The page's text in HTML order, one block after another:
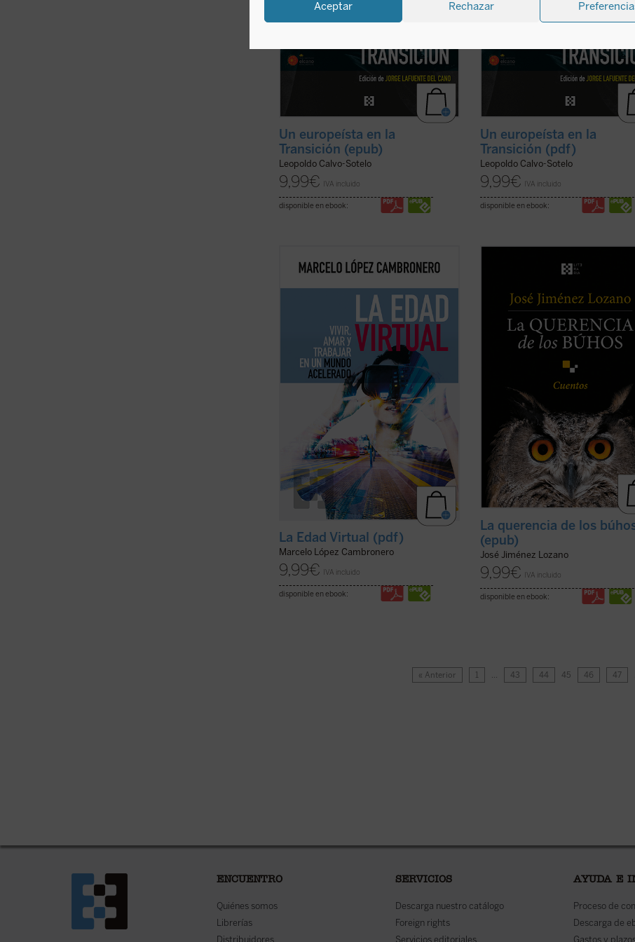
Aceptar Rechazar
Un europeísta en la
Transición (epub)
Leopoldo Calvo-Sotelo
9,99€ IVA incluido
disponible en ebook:
Un europeísta en la
Transición (pdf)
Leopoldo Calvo-Sotelo
9,99€ IVA incluido
disponible en ebook:
Este libro intenta mostrar que la
este cambio tecnológico acelerado sino
que, más bien, sucedería al revés: una
radical transformación de nuestra
mirada sobre la realidad habría
provocado el inicio de ...
(ver ficha)
La Edad Virtual (pdf)
Marcelo López Cambronero
9,99€ IVA incluido
disponible en ebook:
Este libro recoge veintiocho historias,
universo del autor, cuyos recuerdos y
vivencias son transformados en
que nos sitúan ante aquellos
de la vida que la hacen más
(ver ficha)
La querencia de los
(epub)
José Jiménez Lozano
9,99€ IVA incluido
disponible en ebook:
« Anterior 1 … 43 44 45 46 47
ENCUENTRO
Quiénes somos
Librerías
Distribuidores
SERVICIOS
Descarga nuestro catálogo
Foreign rights
Servicios editoriales
AYUDA E
Proceso de
Descarga de
Gastos y